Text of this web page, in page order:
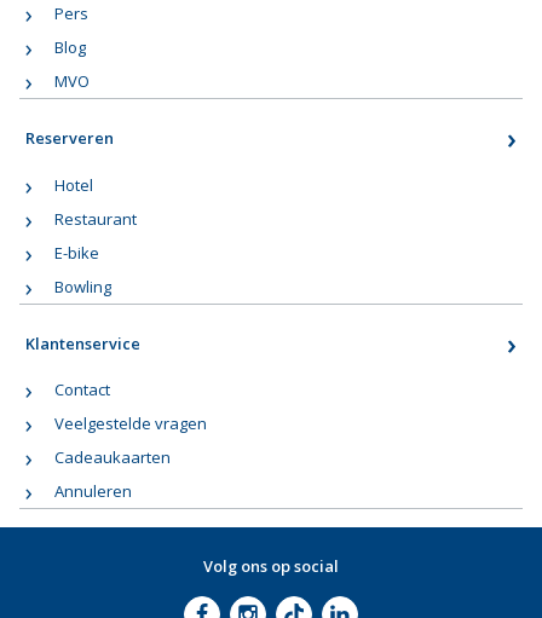
Pers
Blog
MVO
Reserveren
Hotel
Restaurant
E-bike
Bowling
Klantenservice
Contact
Veelgestelde vragen
Cadeaukaarten
Annuleren
Volg ons op social